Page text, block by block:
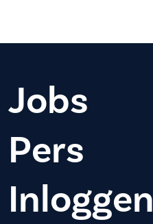
Jobs
Pers
Inloggen